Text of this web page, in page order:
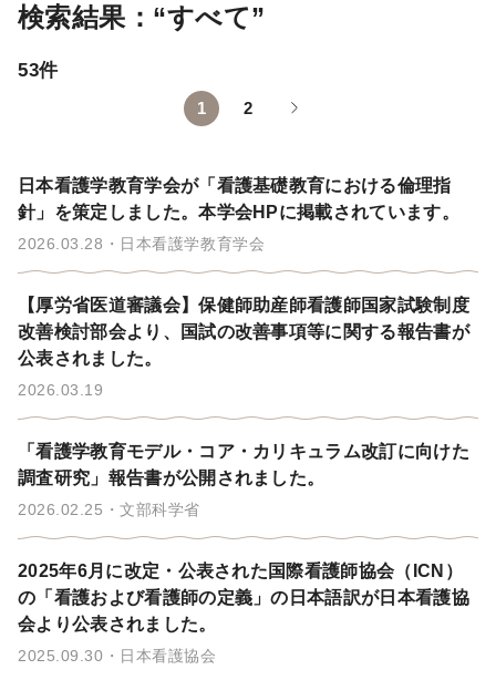
検索結果：“すべて”
53件
1 2
日本看護学教育学会が「看護基礎教育における倫理指
針」を策定しました。本学会HPに掲載されています。
2026.03.28 日本看護学教育学会
【厚労省医道審議会】保健師助産師看護師国家試験制度
改善検討部会より、国試の改善事項等に関する報告書が
公表されました。
2026.03.19
「看護学教育モデル・コア・カリキュラム改訂に向けた
調査研究」報告書が公開されました。
2026.02.25 文部科学省
2025年6月に改定・公表された国際看護師協会（ICN）
の「看護および看護師の定義」の日本語訳が日本看護協
会より公表されました。
2025.09.30 日本看護協会